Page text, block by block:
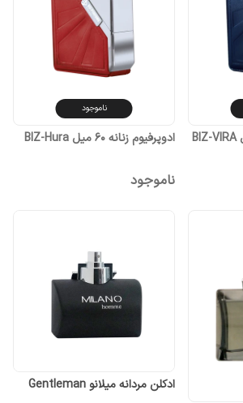
ناموجود
ادوپرفیوم زنانه ۶۰ میل BIZ-Hura
ناموجود
ادکلن مردانه میلانو Gentleman